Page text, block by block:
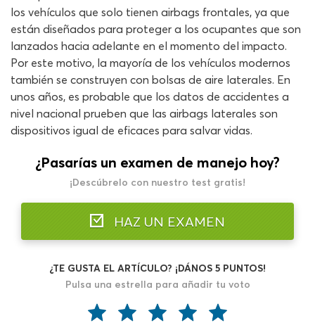
los vehículos que solo tienen airbags frontales, ya que
están diseñados para proteger a los ocupantes que son
lanzados hacia adelante en el momento del impacto.
Por este motivo, la mayoría de los vehículos modernos
también se construyen con bolsas de aire laterales. En
unos años, es probable que los datos de accidentes a
nivel nacional prueben que las airbags laterales son
dispositivos igual de eficaces para salvar vidas.
¿Pasarías un examen de manejo hoy?
¡Descúbrelo con nuestro test gratis!
HAZ UN EXAMEN
¿TE GUSTA EL ARTÍCULO? ¡DÁNOS 5 PUNTOS!
Pulsa una estrella para añadir tu voto